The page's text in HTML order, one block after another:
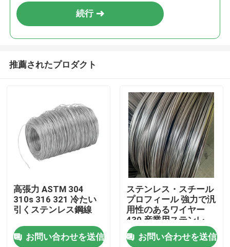
ホーム
続行
推薦されたプロダクト
高張力 ASTM 304
310s 316 321 冷たい
引くステンレス鋼線
お問い合わせを送信
ステンレス・スチール
プロフィール 強力で汎
用性のあるワイヤー
430 産業用ステンレ
ス・スチール
お問い合わせを送信